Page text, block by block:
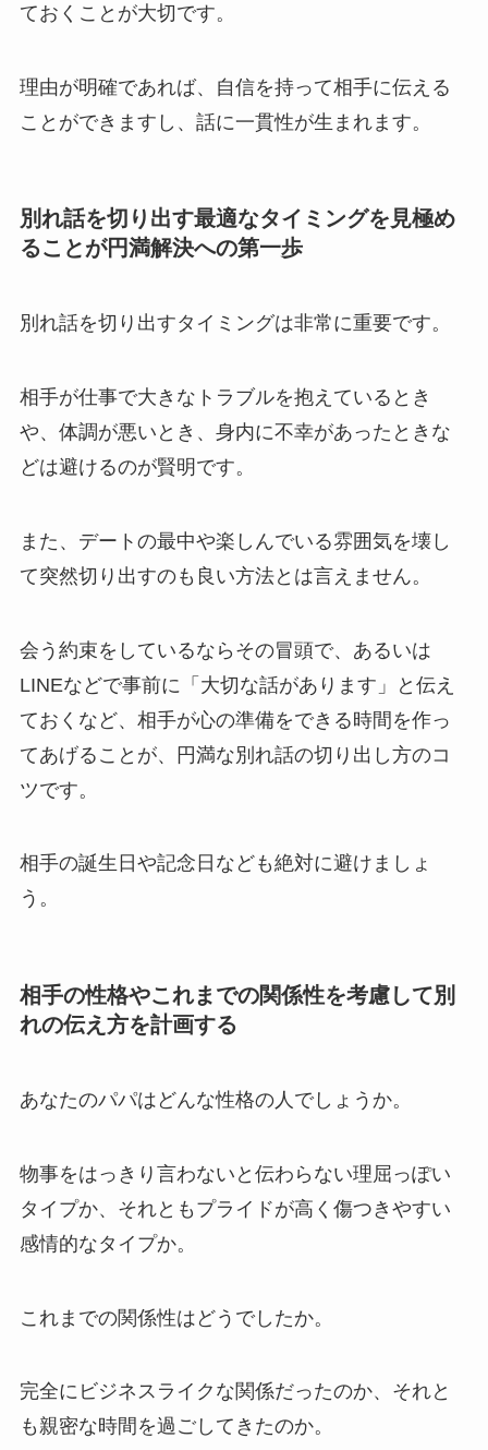
ておく ことが大切です。
理由が明確であれば、自信を持って相手に伝える
ことができますし、 話に一貫性が生まれます。
別れ話を切り出す最適なタイミングを見極め
ることが円満解決への第一歩
別れ話を切り出すタイミングは非常に重要です。
相手が仕事で大きなトラブルを抱えているとき
や、体調が悪いとき、身内に不幸があったときな
どは避けるのが賢明 です。
また、デートの最中や楽しんでいる雰囲気を壊し
て突然切り出すのも良い方法とは言えません。
会う約束をしているならその冒頭で、あるいは
LINEなどで事前に「大切な話があります」と伝え
ておくなど、 相手が心の準備をできる時間を作っ
てあげる ことが、円満な別れ話の切り出し方のコ
ツです。
相手の誕生日や記念日なども絶対に避けましょ
う。
相手の性格やこれまでの関係性を考慮して別
れの伝え方を計画する
あなたのパパはどんな性格の人でしょうか。
物事をはっきり言わないと伝わらない理屈っぽい
タイプか、それともプライドが高く傷つきやすい
感情的なタイプか。
これまでの関係性はどうでしたか。
完全にビジネスライクな関係だったのか、それと
も親密な時間を過ごしてきたのか。